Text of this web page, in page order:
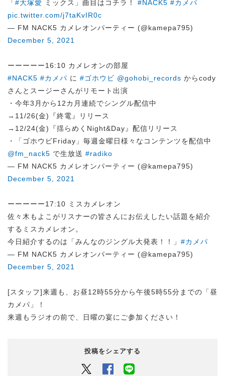
「 #大塚愛 ミックス」曲目はコチラ！ #NACK5 #カメパ
pic.twitter.com/j7taKvIR0c
— FM NACK5 カメレオンパーティー (@kamepa795)
December 5, 2021
ーーーーー16:10 カメレオンの部屋
#NACK5 #カメパ に #ゴホウビ @gohobi_records からcody
さんとスージーさんがリモート出演
・今年3月から12カ月連続でシングル配信中
→11/26(金)『終電』リリース
→12/24(金)『揺らめくNight&Day』配信リリース
・「ゴホウビFriday」毎週金曜日様々なコンテンツを配信中
@fm_nack5 で生放送 #radiko
— FM NACK5 カメレオンパーティー (@kamepa795)
December 5, 2021
ーーーーー17:10 ミスカメレオン
佐々木もよこがリスナーの皆さんにお伝えしたい話題を紹介
するミスカメレオン。
今日紹介するのは「みんなのジングル大発表！！」 #カメパ
— FM NACK5 カメレオンパーティー (@kamepa795)
December 5, 2021
[スタッフ]来週も、お昼12時55分から午後5時55分までの「昼
カメパ」！
来週もラジオの前で、日曜の宴にご参加ください！
投稿をシェアする
Twitter Facebook